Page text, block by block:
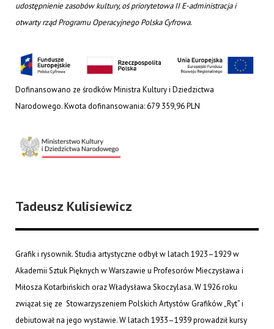
udostępnienie zasobów kultury, oś priorytetowa II E-administracja i
otwarty rząd Programu Operacyjnego Polska Cyfrowa.
Dofinansowano ze środków Ministra Kultury i Dziedzictwa
Narodowego. Kwota dofinansowania: 679 359,96 PLN
Tadeusz Kulisiewicz
Grafik i rysownik. Studia artystyczne odbył w latach 1923–1929 w
Akademii Sztuk Pięknych w Warszawie u Profesorów Mieczysława i
Miłosza Kotarbińskich oraz Władysława Skoczylasa. W 1926 roku
związał się ze Stowarzyszeniem Polskich Artystów Grafików „Ryt” i
debiutował na jego wystawie. W latach 1933–1939 prowadził kursy